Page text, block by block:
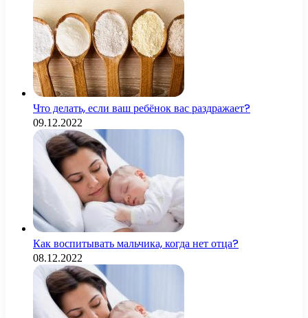
Что делать, если ваш ребёнок вас раздражает?
09.12.2022
Как воспитывать мальчика, когда нет отца?
08.12.2022